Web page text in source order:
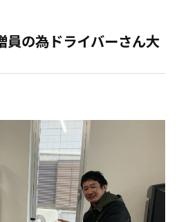
員の為ドライバーさん大